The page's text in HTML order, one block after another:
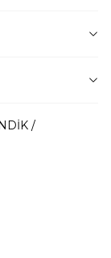
/